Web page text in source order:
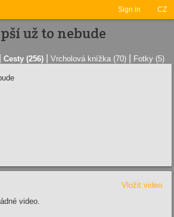
Sign in CZ
už to nebude
Cesty (256) Vrcholová knížka (70) Fotky (5)
Vložit video
video.